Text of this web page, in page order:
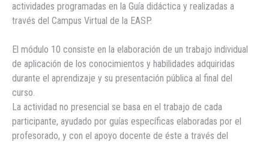
actividades programadas en la Guía didáctica y realizadas a
través del Campus Virtual de la EASP.
El módulo 10 consiste en la elaboración de un trabajo individual
de aplicación de los conocimientos y habilidades adquiridas
durante el aprendizaje y su presentación pública al final del
curso.
La actividad no presencial se basa en el trabajo de cada
participante, ayudado por guías específicas elaboradas por el
profesorado, y con el apoyo docente de éste a través del